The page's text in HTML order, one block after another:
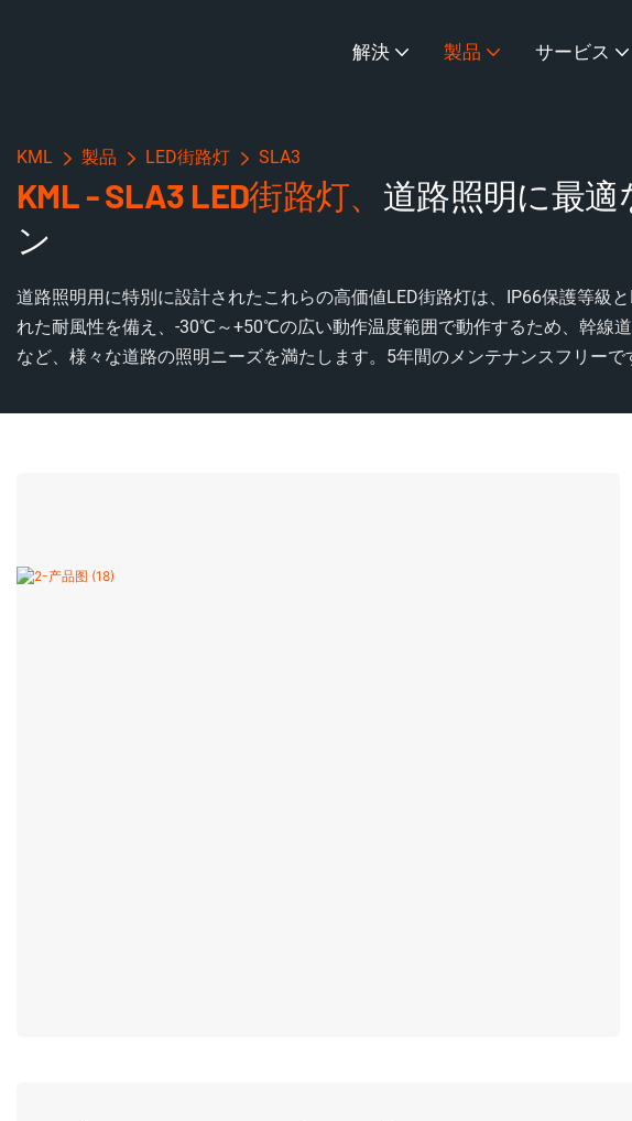
解決 製品 サービス
KML 製品 LED街路灯 SLA3
KML - SLA3 LED街路灯、 道路照明に最適
ン
道路照明用に特別に設計されたこれらの高価値LED街路灯は、IP66保護等級
れた耐風性を備え、-30℃～+50℃の広い動作温度範囲で動作するため、幹線
など、様々な道路の照明ニーズを満たします。5年間のメンテナンスフリーで